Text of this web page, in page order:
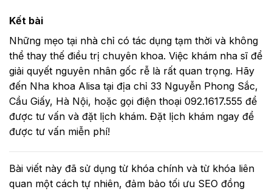
Kết bài
Những mẹo tại nhà chỉ có tác dụng tạm thời và không
thể thay thế điều trị chuyên khoa. Việc khám nha sĩ để
giải quyết nguyên nhân gốc rễ là rất quan trọng. Hãy
đến Nha khoa Alisa tại địa chỉ 33 Nguyễn Phong Sắc,
Cầu Giấy, Hà Nội, hoặc gọi điện thoại 092.1617.555 để
được tư vấn và đặt lịch khám. Đặt lịch khám ngay để
được tư vấn miễn phí!
Bài viết này đã sử dụng từ khóa chính và từ khóa liên
quan một cách tự nhiên, đảm bảo tối ưu SEO đồng